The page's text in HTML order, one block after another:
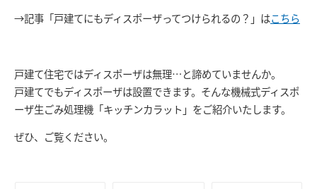
→記事「戸建てにもディスポーザってつけられるの？」はこちら
戸建て住宅ではディスポーザは無理…と諦めていませんか。
戸建てでもディスポーザは設置できます。そんな機械式ディスポ
ーザ生ごみ処理機「キッチンカラット」をご紹介いたします。
ぜひ、ご覧ください。